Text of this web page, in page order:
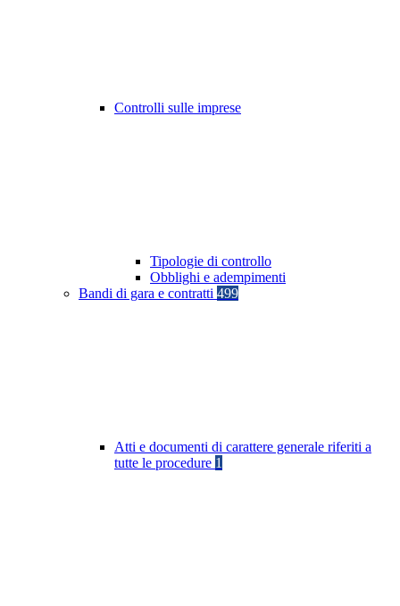
Controlli sulle imprese
Tipologie di controllo
Obblighi e adempimenti
Bandi di gara e contratti 499
Atti e documenti di carattere generale riferiti a
tutte le procedure 1